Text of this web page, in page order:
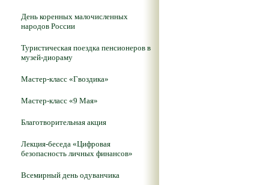
День коренных малочисленных
народов России
Туристическая поездка пенсионеров в
музей-диораму
Мастер-класс «Гвоздика»
Мастер-класс «9 Мая»
Благотворительная акция
Лекция-беседа «Цифровая
безопасность личных финансов»
Всемирный день одуванчика